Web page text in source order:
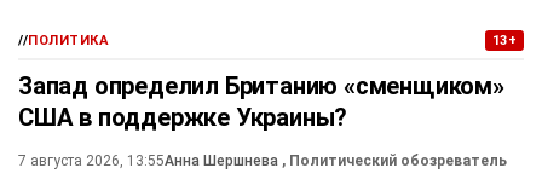
//ПОЛИТИКА 13+
Запад определил Британию «сменщиком»
США в поддержке Украины?
7 августа 2026, 13:55Анна Шершнева , Политический обозреватель